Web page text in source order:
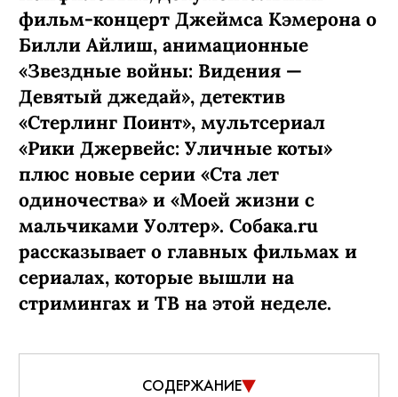
фильм-концерт Джеймса Кэмерона о
Билли Айлиш, анимационные
«Звездные войны: Видения —
Девятый джедай», детектив
«Стерлинг Поинт», мультсериал
«Рики Джервейс: Уличные коты»
плюс новые серии «Ста лет
одиночества» и «Моей жизни с
мальчиками Уолтер». Собака.ru
рассказывает о главных фильмах и
сериалах, которые вышли на
стримингах и ТВ на этой неделе.
СОДЕРЖАНИЕ